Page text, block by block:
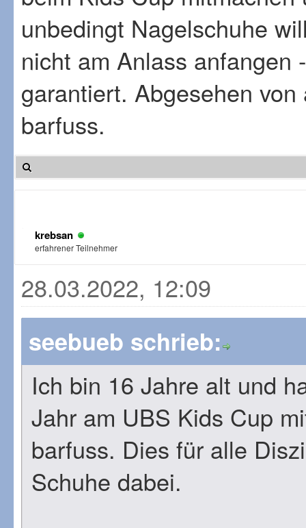
unbedingt Nagelschuhe
nicht am Anlass
garantiert. Abgesehen
barfuss.
krebsan
erfahrener Teilnehmer
28.03.2022, 12:09
seebueb schrieb:
Ich bin 16 Jahre alt und
Jahr am UBS Kids Cup
barfuss. Dies für alle
Schuhe dabei.